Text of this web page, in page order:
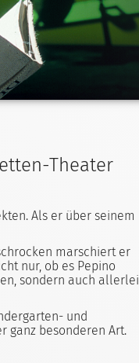
Theater
Als er über seinem
marschiert er
nur, ob es Pepino
sondern auch allerlei
und
ganz besonderen Art.